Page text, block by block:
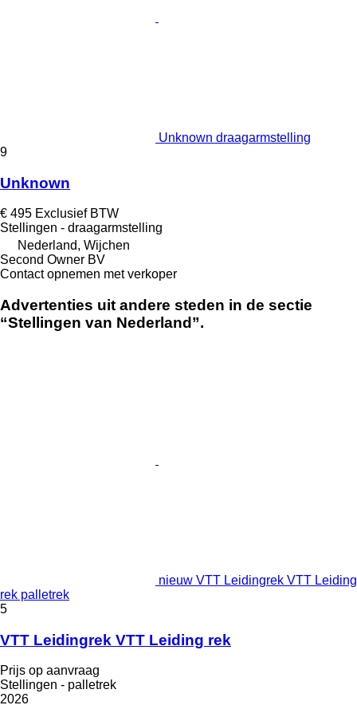
Unknown draagarmstelling
9
Unknown
€ 495 Exclusief BTW
Stellingen - draagarmstelling
Nederland, Wijchen
Second Owner BV
Contact opnemen met verkoper
Advertenties uit andere steden in de sectie
“Stellingen van Nederland”.
nieuw VTT Leidingrek VTT Leiding
rek palletrek
5
VTT Leidingrek VTT Leiding rek
Prijs op aanvraag
Stellingen - palletrek
2026